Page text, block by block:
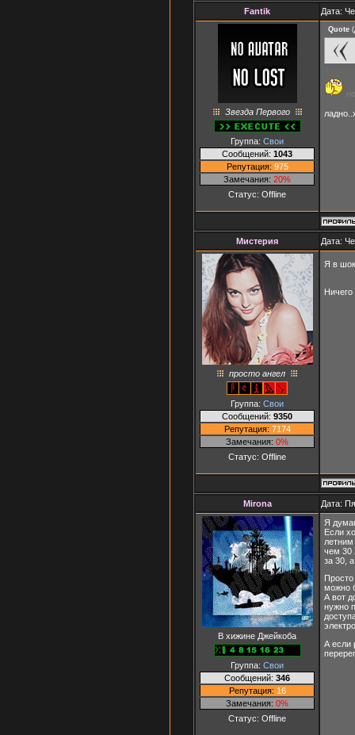
Fantik Дата:
Звезда Первого
Группа: Свои
Сообщений: 1043
Репутация: 975
Замечания: 20%
Статус: Offline
Quote (
Мистерия Дата:
просто ангел
Группа: Свои
Сообщений: 9350
Репутация: 7174
Замечания: 0%
Статус: Offline
Я в
Mirona Дата:
В хижине Джейкоба
Группа: Свои
Сообщений: 346
Репутация: 16
Замечания: 0%
Статус: Offline
Я
Если
чем 30
за 30,
можно
А вот
нужно
А если